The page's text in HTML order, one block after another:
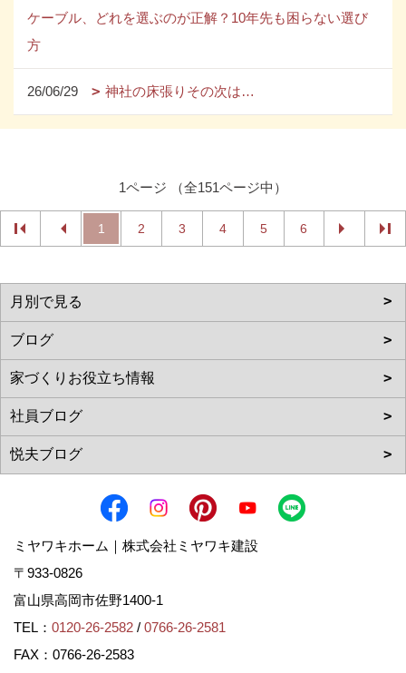
ケーブル、どれを選ぶのが正解？10年先も困らない選び
方
26/06/29 神社の床張りその次は…
1ページ （全151ページ中）
1 2 3 4 5 6
ミヤワキホーム｜株式会社ミヤワキ建設
〒933-0826
富山県高岡市佐野1400-1
TEL： 0120-26-2582 / 0766-26-2581
FAX：0766-26-2583